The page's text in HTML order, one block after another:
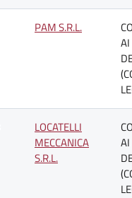
PAM S.R.L.
AI
LOCATELLI
MECCANICA
S.R.L.
AI